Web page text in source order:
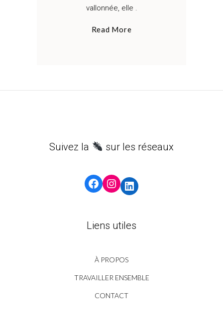
vallonnée, elle
Read More
Suivez la sur les réseaux
Facebook
Instagram
LinkedIn
Liens utiles
À PROPOS
TRAVAILLER ENSEMBLE
CONTACT